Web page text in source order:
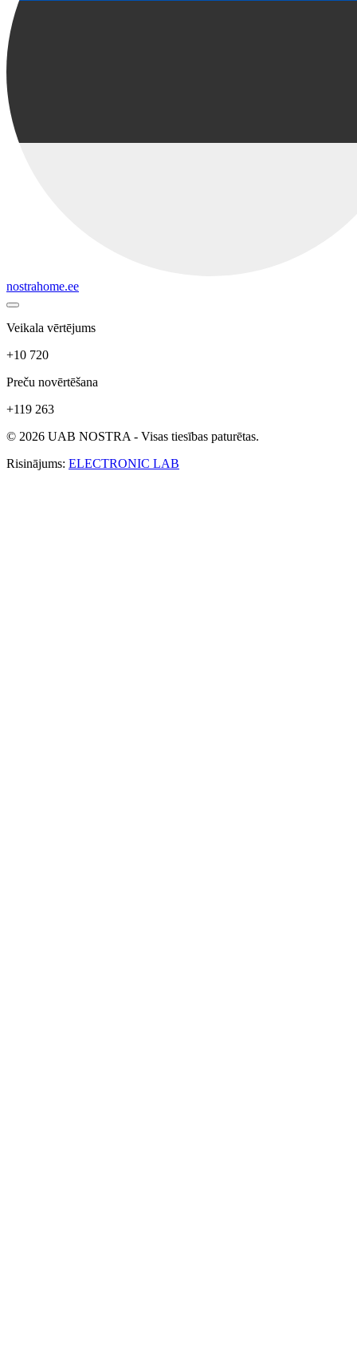
nostrahome.ee
Veikala vērtējums
+10 720
Preču novērtēšana
+119 263
© 2026 UAB NOSTRA - Visas tiesības paturētas.
Risinājums: ELECTRONIC LAB